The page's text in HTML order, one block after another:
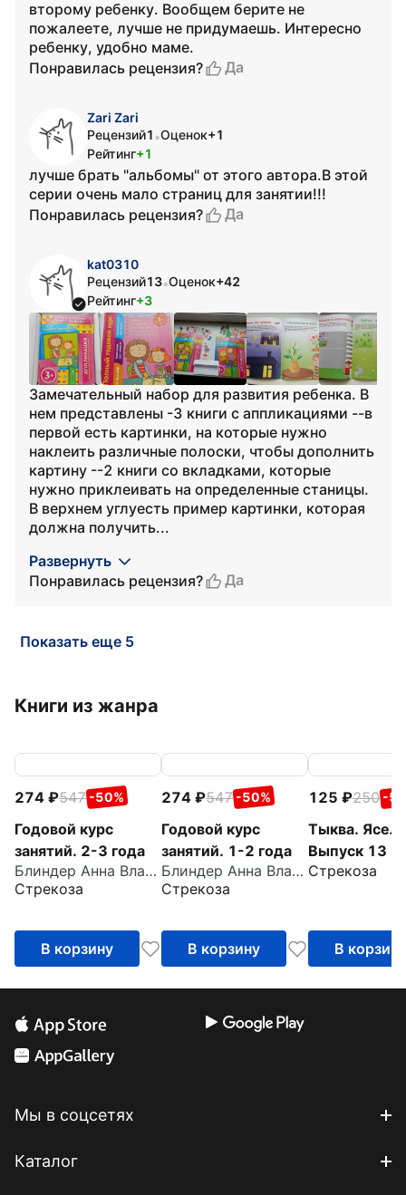
второму ребенку. Вообщем берите не
пожалеете, лучше не придумаешь. Интересно
ребенку, удобно маме.
Понравилась рецензия?
Да
Zari Zari
Рецензий1 •Оценок+1
Рейтинг+1
лучше брать "альбомы" от этого автора.В этой
серии очень мало страниц для занятии!!!
Понравилась рецензия?
Да
kat0310
Рецензий13•Оценок+42
Рейтинг+3
Замечательный набор для развития ребенка. В
нем представлены -3 книги с аппликациями --в
первой есть картинки, на которые нужно
наклеить различные полоски, чтобы дополнить
картину --2 книги со вкладками, которые
нужно приклеивать на определенные станицы.
В верхнем углуесть пример картинки, которая
должна получить...
Развернуть
Понравилась рецензия?
Да
Показать еще 5
Книги из жанра
274 547 -50%
Годовой курс
занятий. 2-3 года
Блиндер Анна Владимировна
Стрекоза
В корзину
274 547 -50%
Годовой курс
занятий. 1-2 года
Блиндер Анна Владимировна
Стрекоза
В корзину
125 250 -
Тыква.
Выпуск 13
Стрекоза
В корзину
Мы в соцсетях
Каталог